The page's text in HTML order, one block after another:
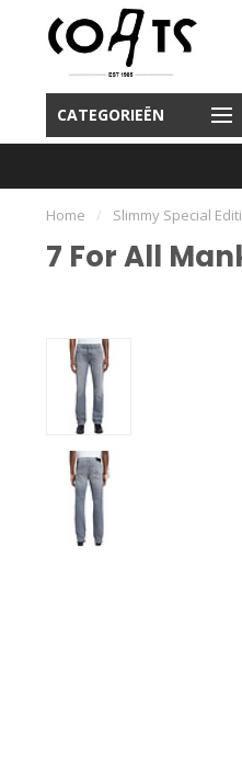
CATEGORIEËN
16.00 besteld, vandaag
verzonden
Home / Slimmy Special
7 For All